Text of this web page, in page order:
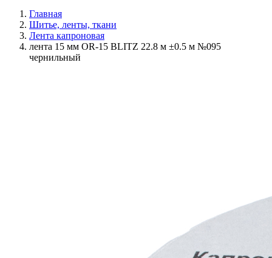
Главная
Шитье, ленты, ткани
Лента капроновая
лента 15 мм OR-15 BLITZ 22.8 м ±0.5 м №095
чернильный